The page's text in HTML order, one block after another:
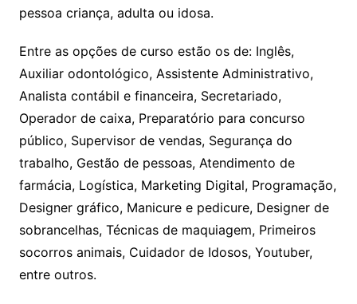
pessoa criança, adulta ou idosa.
Entre as opções de curso estão os de: Inglês,
Auxiliar odontológico, Assistente Administrativo,
Analista contábil e financeira, Secretariado,
Operador de caixa, Preparatório para concurso
público, Supervisor de vendas, Segurança do
trabalho, Gestão de pessoas, Atendimento de
farmácia, Logística, Marketing Digital, Programação,
Designer gráfico, Manicure e pedicure, Designer de
sobrancelhas, Técnicas de maquiagem, Primeiros
socorros animais, Cuidador de Idosos, Youtuber,
entre outros.